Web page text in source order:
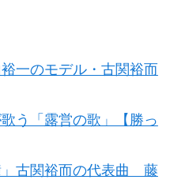
一のモデル・古関裕而
う「露営の歌」【勝っ
」古関裕而の代表曲 藤